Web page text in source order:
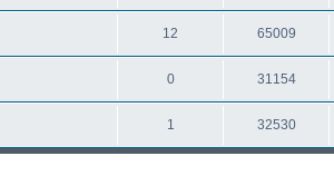
12 65009
0 31154
1 32530